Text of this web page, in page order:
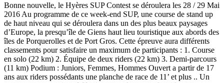
Bonne nouvelle, le Hyères SUP Contest se déroulera les 28 / 29 Mai
2016 Au programme de ce week-end SUP, une course de stand up
de haut niveau qui se déroulera dans un des plus beaux paysages
d’Europe, la presqu’île de Giens haut lieu touristique aux abords des
îles de Porquerolles et de Port Gros. Cette épreuve aura différents
classements pour satisfaire un maximum de participants : 1. Course
en solo (22 km) 2. Équipe de deux riders (22 km) 3. Demi-parcours
(11 km) Podium : Juniors, Femmes, Hommes Ouvert a partir de 17
ans aux riders possédants une planche de race de 11’ et plus .. Un